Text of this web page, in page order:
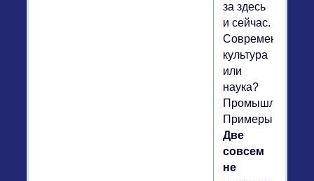
за здесь
и сейчас.
Современные
культура
или
наука?
Примеры.
Две
совсем
не